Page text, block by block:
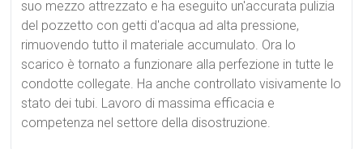
suo mezzo attrezzato e ha eseguito un'accurata pulizia
del pozzetto con getti d'acqua ad alta pressione,
rimuovendo tutto il materiale accumulato. Ora lo
scarico è tornato a funzionare alla perfezione in tutte le
condotte collegate. Ha anche controllato visivamente lo
stato dei tubi. Lavoro di massima efficacia e
competenza nel settore della disostruzione.